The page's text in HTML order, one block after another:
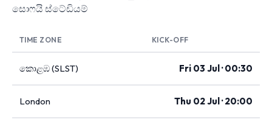
සොෆයි ස්ටේඩියම්
TIME ZONE KICK-OFF
කොළඹ (SLST) Fri 03 Jul · 00:30
London Thu 02 Jul · 20:00